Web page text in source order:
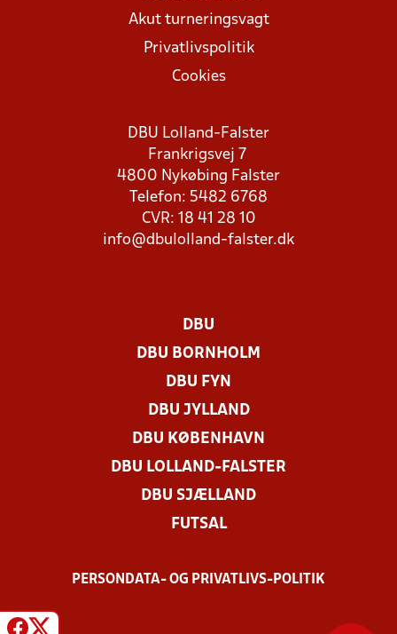
Akut turneringsvagt
Privatlivspolitik
Cookies
DBU Lolland-Falster
Frankrigsvej 7
4800 Nykøbing Falster
Telefon: 5482 6768
CVR: 18 41 28 10
info@dbulolland-falster.dk
DBU
DBU BORNHOLM
DBU FYN
DBU JYLLAND
DBU KØBENHAVN
DBU LOLLAND-FALSTER
DBU SJÆLLAND
FUTSAL
PERSONDATA- OG PRIVATLIVS-POLITIK